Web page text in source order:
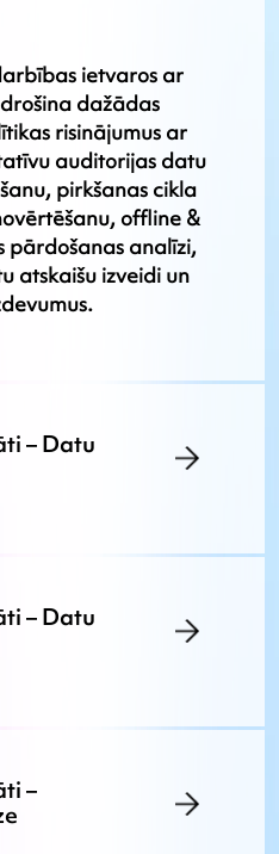
ietvaros ar
dažādas
risinājumus ar
auditorijas datu
pirkšanas cikla
offline &
pārdošanas analīzi,
atskaišu izveidi un
– Datu
– Datu
–